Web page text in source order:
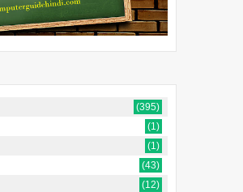
(395)
(1)
(1)
(43)
(12)